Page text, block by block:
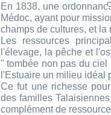
En 1838, une
Médoc, ayant pour
champs de cultures, et
Les ressources
l'élevage, la pêche et
" tombée non pas du ciel
l'Estuaire un milieu idéal
Ce fut une richesse
des familles
complément de